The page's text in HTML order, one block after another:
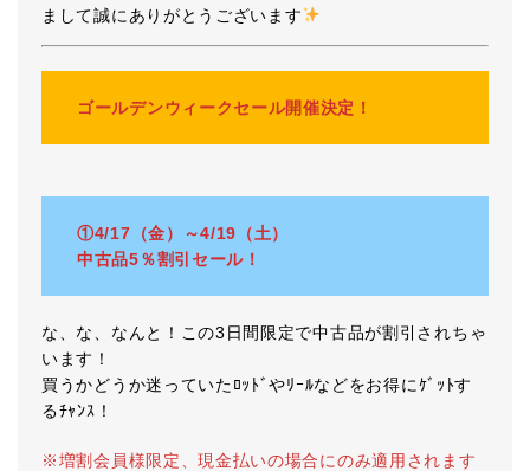
まして誠にありがとうございます
ゴールデンウィークセール開催決定！
①4/17（金）～4/19（土）
中古品5％割引セール！
な、な、なんと！この3日間限定で中古品が割引されちゃ
います！
買うかどうか迷っていたﾛｯﾄﾞやﾘｰﾙなどをお得にｹﾞｯﾄす
るﾁｬﾝｽ！
※増割会員様限定、現金払いの場合にのみ適用されます